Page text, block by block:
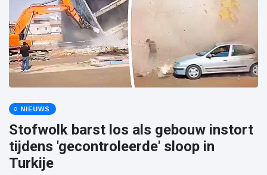
NIEUWS
Stofwolk barst los als gebouw instort
tijdens 'gecontroleerde' sloop in
Turkije